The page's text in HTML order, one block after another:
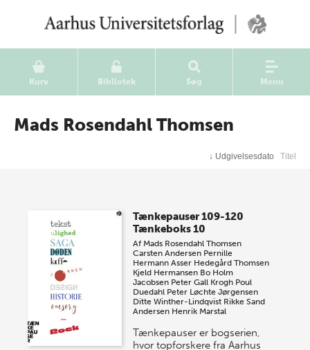
Kurv Bibliotek Søg Menu
Mads Rosendahl Thomsen
↓ Udgivelsesdato Titel
Tænkepauser 109-120
Tænkeboks 10
Af Mads Rosendahl Thomsen
Carsten Andersen Pernille
Hermann Asser Hedegård Thomsen
Kjeld Hermansen Bo Holm
Jacobsen Peter Gall Krogh Poul
Duedahl Peter Løchte Jørgensen
Ditte Winther-Lindqvist Rikke Sand
Andersen Henrik Marstal
Tænkepauser er bogserien,
hvor topforskere fra Aarhus